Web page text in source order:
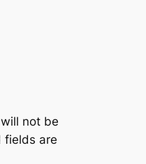
not be
fields are